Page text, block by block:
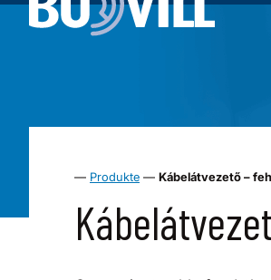
— Produkte — Kábelátvezető –